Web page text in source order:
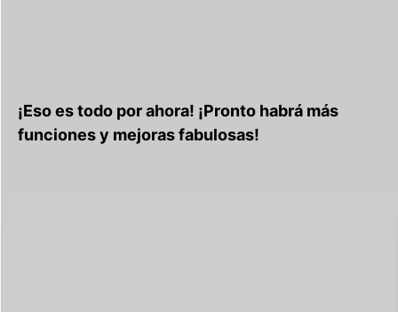
¡Eso es todo por ahora! ¡Pronto habrá más
funciones y mejoras fabulosas!